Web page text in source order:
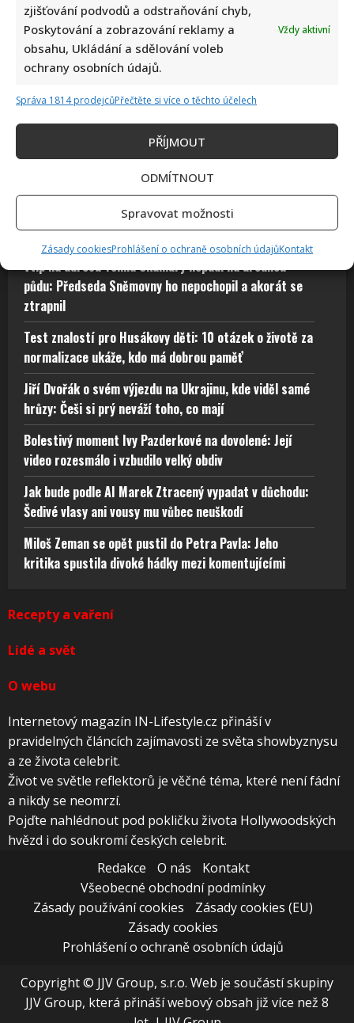
zjišťování podvodů a odstraňování chyb,
Poskytování a zobrazování reklamy a
obsahu, Ukládání a sdělování voleb
ochrany osobních údajů.
Vždy aktivní
Správa 1814 prodejcůPřečtěte si více o těchto účelech
PŘÍJMOUT
ODMÍTNOUT
Spravovat možnosti
Zásady cookiesProhlášení o ochraně osobních údajůKontakt
Vědomostní kvíz pro fanoušky AZ-kvízu: Je čas zjistit, kdo
by se dostal k bankomatu pomocí 10 otázek
Vtip na adresu Tomia Okamury nepadl na úrodnou
půdu: Předseda Sněmovny ho nepochopil a akorát se
ztrapnil
Test znalostí pro Husákovy děti: 10 otázek o životě za
normalizace ukáže, kdo má dobrou paměť
Jiří Dvořák o svém výjezdu na Ukrajinu, kde viděl samé
hrůzy: Češi si prý neváží toho, co mají
Bolestivý moment Ivy Pazderkové na dovolené: Její
video rozesmálo i vzbudilo velký obdiv
Jak bude podle AI Marek Ztracený vypadat v důchodu:
Šedivé vlasy ani vousy mu vůbec neuškodí
Miloš Zeman se opět pustil do Petra Pavla: Jeho
kritika spustila divoké hádky mezi komentujícími
Recepty a vaření
Lidé a svět
O webu
Internetový magazín IN-Lifestyle.cz přináší v
pravidelných článcích zajímavosti ze světa showbyznysu
a ze života celebrit.
Život ve světle reflektorů je věčné téma, které není fádní
a nikdy se neomrzí.
Pojďte nahlédnout pod pokličku života Hollywoodských
hvězd i do soukromí českých celebrit.
Redakce
O nás
Kontakt
Všeobecné obchodní podmínky
Zásady používání cookies
Zásady cookies (EU)
Zásady cookies
Prohlášení o ochraně osobních údajů
Copyright © JJV Group, s.r.o. Web je součástí skupiny
JJV Group, která přináší webový obsah již více než 8